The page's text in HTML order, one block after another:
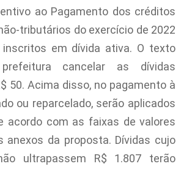
ao Pagamento dos créditos
tributários do exercício de 2022
inscritos em dívida ativa. O texto
cancelar as dívidas
50. Acima disso, no pagamento à
ou reparcelado, serão aplicados
acordo com as faixas de valores
anexos da proposta. Dívidas cujo
ultrapassem R$ 1.807 terão